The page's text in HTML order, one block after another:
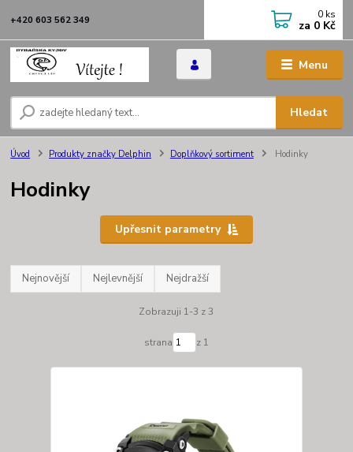
Menu
Hledat
+420 603 562 349 0 ks
za 0 Kč
Úvod Produkty značky Delphin Doplňkový sortiment Hodinky
Hodinky
Upřesnit parametry
Nejnovější Nejlevnější Nejdražší
Zobrazuji 1-3 z 3
strana z 1